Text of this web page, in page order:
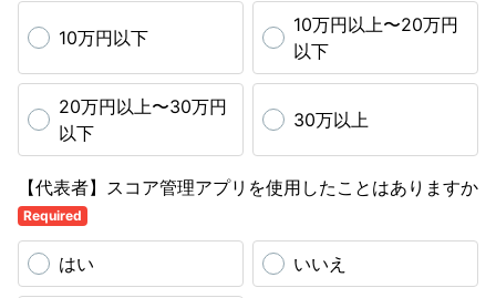
10万円以下
10万円以上〜20万円
以下
20万円以上〜30万円
以下
30万以上
【代表者】スコア管理アプリを使用したことはありますか
Required
はい いいえ